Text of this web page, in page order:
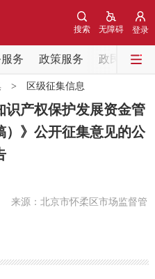
登录
无障碍
搜索
务 政策服务 政民互动
息 中央部委动态
息 部门动态
> 区级征集信息
识产权保护发展资金管
）》公开征集意见的公
来源：北京市怀柔区市场监督管